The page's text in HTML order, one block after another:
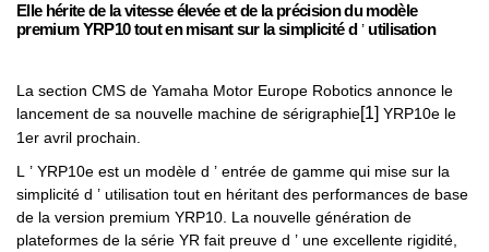
Elle hérite de la vitesse élevée et de la précision du modèle
premium YRP10 tout en misant sur la simplicité d ’ utilisation
La section CMS de Yamaha Motor Europe Robotics annonce le
lancement de sa nouvelle machine de sérigraphie[1] YRP10e le
1er avril prochain.
L ’ YRP10e est un modèle d ’ entrée de gamme qui mise sur la
simplicité d ’ utilisation tout en héritant des performances de base
de la version premium YRP10. La nouvelle génération de
plateformes de la série YR fait preuve d ’ une excellente rigidité,